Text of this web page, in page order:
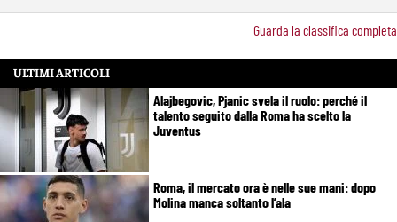
Guarda la classifica completa
ULTIMI ARTICOLI
Alajbegovic, Pjanic svela il ruolo: perché il
talento seguito dalla Roma ha scelto la
Juventus
Roma, il mercato ora è nelle sue mani: dopo
Molina manca soltanto l’ala